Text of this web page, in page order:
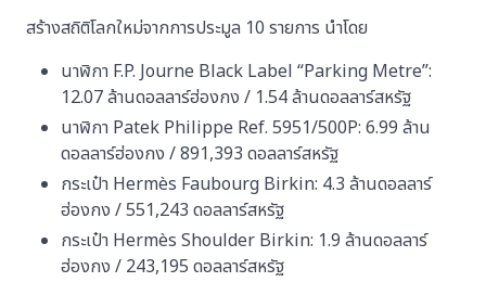
สร้างสถิติโลกใหม่จากการประมูล 10 รายการ นำโดย
นาฬิกา F.P. Journe Black Label “Parking Metre”:
12.07 ล้านดอลลาร์ฮ่องกง / 1.54 ล้านดอลลาร์สหรัฐ
นาฬิกา Patek Philippe Ref. 5951/500P: 6.99 ล้าน
ดอลลาร์ฮ่องกง / 891,393 ดอลลาร์สหรัฐ
กระเป๋า Hermès Faubourg Birkin: 4.3 ล้านดอลลาร์
ฮ่องกง / 551,243 ดอลลาร์สหรัฐ
กระเป๋า Hermès Shoulder Birkin: 1.9 ล้านดอลลาร์
ฮ่องกง / 243,195 ดอลลาร์สหรัฐ